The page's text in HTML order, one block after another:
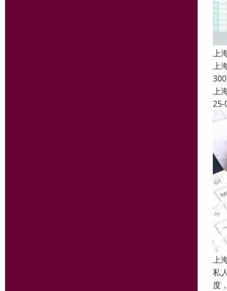
上
上
上
25-
上
私
度